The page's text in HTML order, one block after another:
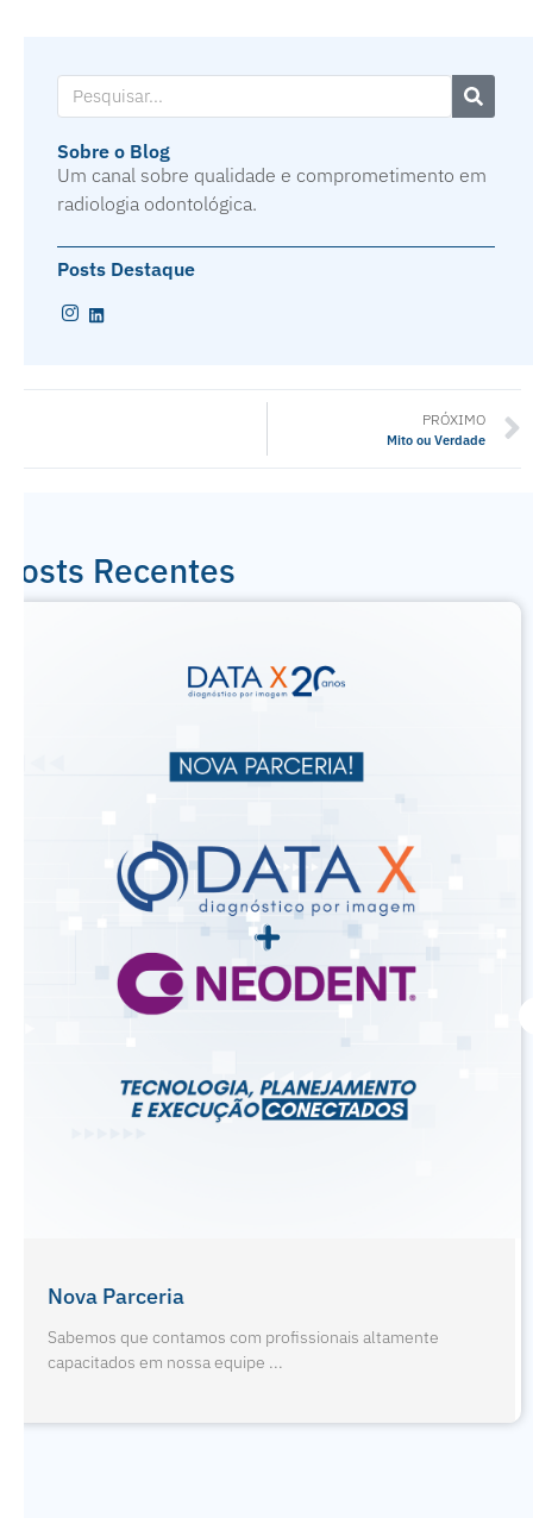
Sobre o Blog
Um canal sobre qualidade e comprometimento em
radiologia odontológica.
Posts Destaque
PRÓXIMO
Mito ou Verdade
Posts Recentes
Férias De Julho E Odontopediatria
Sabemos que contamos com profissionais altamente
capacitados em nossa equipe ...